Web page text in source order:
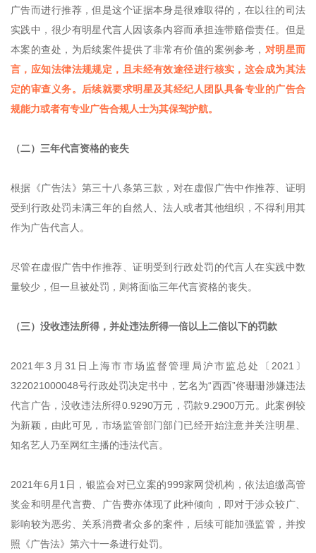
广告而进行推荐，但是这个证据本身是很难取得的，在以往的司法
实践中，很少有明星代言人因该条内容而承担连带赔偿责任。但是
本案的查处，为后续案件提供了非常有价值的案例参考， 对明星而
言，应知法律法规规定，且未经有效途径进行核实，这会成为其法
定的审查义务。后续就要求明星及其经纪人团队具备专业的广告合
规能力或者有专业广告合规人士为其保驾护航。
（二）三年代言资格的丧失
根据《广告法》第三十八条第三款，对在虚假广告中作推荐、证明
受到行政处罚未满三年的自然人、法人或者其他组织，不得利用其
作为广告代言人。
尽管在虚假广告中作推荐、证明受到行政处罚的代言人在实践中数
量较少，但一旦被处罚，则将面临三年代言资格的丧失。
（三）没收违法所得，并处违法所得一倍以上二倍以下的罚款
2021年3月31日上海市市场监督管理局沪市监总处〔2021〕
322021000048号行政处罚决定书中，艺名为“西西”佟珊珊涉嫌违法
代言广告，没收违法所得0.9290万元，罚款9.2900万元。此案例较
为新颖，由此可见，市场监管部门部门已经开始注意并关注明星、
知名艺人乃至网红主播的违法代言。
2021年6月1日，银监会对已立案的999家网贷机构，依法追缴高管
奖金和明星代言费、广告费亦体现了此种倾向，即对于涉众较广、
影响较为恶劣、关系消费者众多的案件，后续可能加强监管，并按
照《广告法》第六十一条进行处罚。